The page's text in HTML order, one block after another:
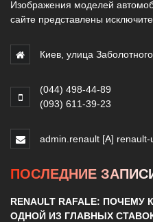
Изображения моделей
сайте представлены
Киев, улица
(044) 498-44-89
(093) 611-39-23
admin.renault [A] renault-
ПОСЛЕДНИЕ
RENAULT RAFALE:
ОДНОЙ ИЗ ГЛАВНЫХ